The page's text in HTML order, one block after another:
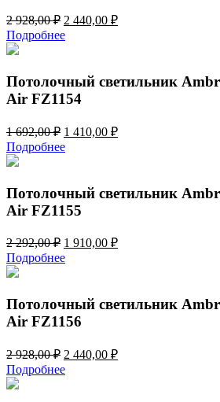
2 928,00₽ Первоначальная
цена
составляла
928,00 ₽.
2 440,00 ₽Текущая
Подробнее
Потолочный светильник
Air FZ1154
1 692,00₽ Первоначальная
цена
составляла
692,00 ₽.
1 410,00 ₽Текущая
Подробнее
Потолочный светильник
Air FZ1155
2 292,00₽ Первоначальная
цена
составляла
292,00 ₽.
1 910,00 ₽Текущая
Подробнее
Потолочный светильник
Air FZ1156
2 928,00₽ Первоначальная
цена
составляла
2 440,00 ₽Текущая
Подробнее